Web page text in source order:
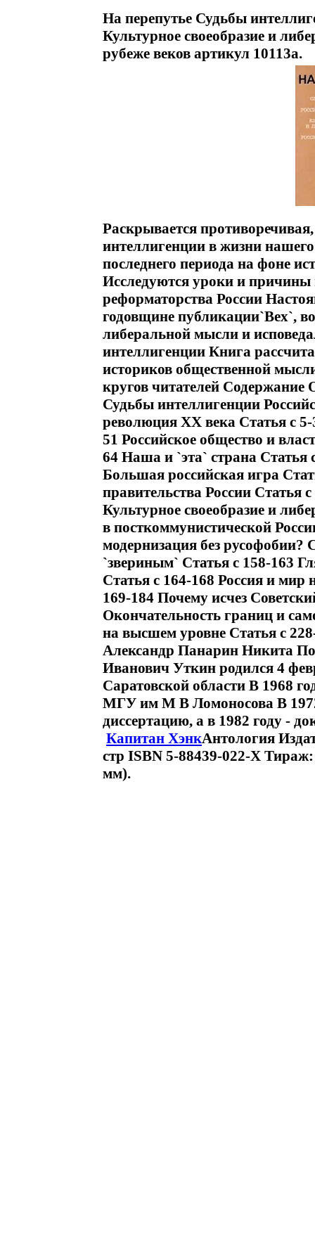
На перепутье Судьбы
Культурное своеобразие и
рубеже веков артикул 10113a.
Раскрывается
интеллигенции в жизни
последнего периода на фоне
Исследуются уроки и причины
реформаторства России
годовщине публикации`Вех`,
либеральной мысли и
интеллигенции Книга
историков общественной
кругов читателей Содержание
Судьбы интеллигенции
революция XX века Статья c
51 Российское общество и
64 Наша и `эта` страна Статья
Большая российская игра
правительства России Статья
Культурное своеобразие и
в посткоммунистической
модернизация без
`звериным` Статья c 158-163
Статья c 164-168 Россия и мир
169-184 Почему исчез
Окончательность границ и
на высшем уровне Статья c
Александр Панарин Никита
Иванович Уткин родился 4
Саратовской области В 1968
МГУ им М В Ломоносова В
диссертацию, а в 1982 году -
Капитан ХэнкАнтология
стр ISBN 5-88439-022-X
мм).